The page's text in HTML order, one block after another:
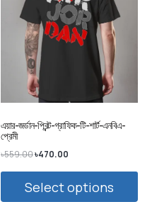
এয়ার-জর্ডান-প্রিন্ট-গ্রাফিক-টি-শার্ট-এনবিএ-
প্রেমী
৳559.00৳470.00
Select options